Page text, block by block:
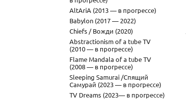
AltAriA (2013 — в прогрессе)
Babylon (2017 — 2022)
Chiefs / Вожди (2020)
Abstractionism of a tube TV
(2010 — в прогрессе)
Flame Mandala of a tube TV
(2008 — в прогрессе)
Sleeping Samurai /Спящий
Самурай (2023 — в прогрессе)
TV Dreams (2023— в прогрессе)